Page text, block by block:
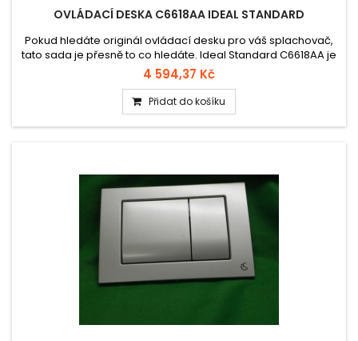
OVLÁDACÍ DESKA C6618AA IDEAL STANDARD
Pokud hledáte originál ovládací desku pro váš splachovač,
tato sada je přesně to co hledáte. Ideal Standard C6618AA je
mechanická chromovaná splachovací deska pro
podomítkové systémy. Její odolný kovový povrch vylepšený
PVD technologií zaručuje dlouhodobý lesk a ochranu před
poškrábáním.
4 594,37 Kč
Přidat do košíku